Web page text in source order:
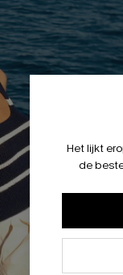
Het lijkt
de